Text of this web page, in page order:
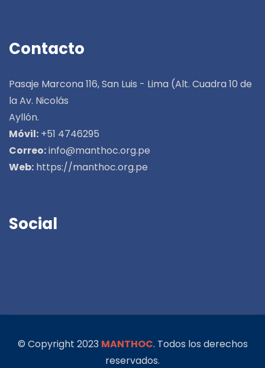
Contacto
Pasaje Marcona 116, San Luis - Lima (Alt. Cuadra 10 de
la Av. Nicolás
Ayllón.
Móvil: +51 4746295
Correo:info@manthoc.org.pe
Web: https://manthoc.org.pe
Social
© Copyright 2023 MANTHOC. Todos los derechos
reservados.